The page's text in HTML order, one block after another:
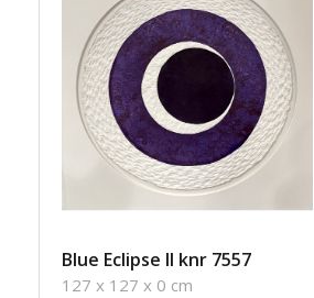
Blue Eclipse II knr 7557
127 x 127 x 0 cm